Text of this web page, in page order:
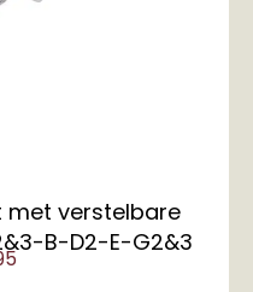
met verstelbare
B-D2-E-G2&3